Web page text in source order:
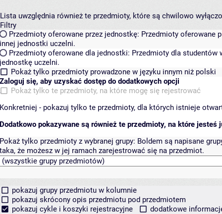
Lista uwzględnia również te przedmioty, które są chwilowo
Filtry
Przedmioty oferowane przez jednostkę: Przedmioty oferowane
innej jednostki uczelni.
Przedmioty oferowane dla jednostki: Przedmioty dla studentów
jednostkę uczelni.
Pokaż tylko przedmioty prowadzone w języku innym niż polski
Zaloguj się, aby uzyskać dostęp do dodatkowych opcji
Pokaż tylko te przedmioty, na które mogę się rejestrować
Konkretniej - pokazuj tylko te przedmioty, dla których istnieje
Dodatkowo pokazywane są również te przedmioty, na które jesteś
Pokaż tylko przedmioty z wybranej grupy: Boldem są napisane
taka, że możesz w jej ramach zarejestrować się na przedmiot.
pokazuj grupy przedmiotu w kolumnie
pokazuj skrócony opis przedmiotu pod przedmiotem
pokazuj cykle i koszyki rejestracyjne
dodatkowe